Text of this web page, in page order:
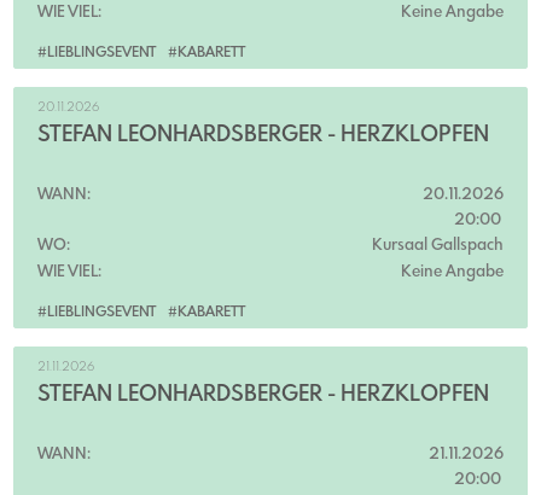
#LIEBLINGSEVENT #KABARETT
WIE VIEL:
Keine Angabe
#LIEBLINGSEVENT #KABARETT
20.11.2026
STEFAN LEONHARDSBERGER - HERZKLOPFEN
WANN:
20.11.2026
20:00
WO:
Kursaal Gallspach
WIE VIEL:
Keine Angabe
21.11.2026
STEFAN LEONHARDSBERGER - HERZKLOPFEN
WANN:
21.11.2026
20:00